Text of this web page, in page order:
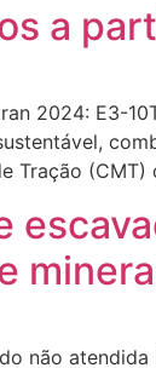
a
2024: E3-
Tração
não